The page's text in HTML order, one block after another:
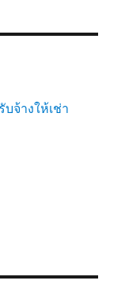
จ้างให้เช่า